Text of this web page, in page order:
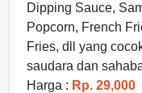
Dipping Sauce,
Popcorn, French
Fries, dll yang
saudara dan
Harga : Rp. 29,000